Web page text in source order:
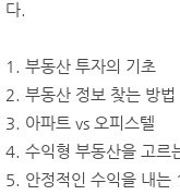
다.
1. 부동산 투자의 기초
2. 부동산 정보 찾는 방법
3. 아파트 vs 오피스텔
4. 수익형 부동산을 고르
5. 안정적인 수익을 내는